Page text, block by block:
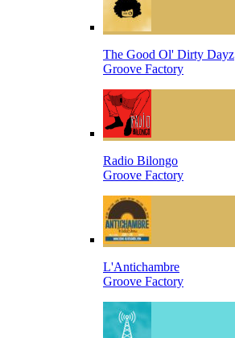
The Good Ol' Dirty Dayz
Groove Factory
Radio Bilongo
Groove Factory
L'Antichambre
Groove Factory